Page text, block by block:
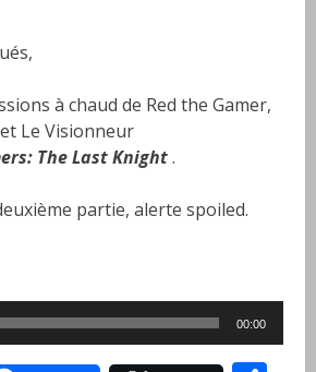
à chaud de Red the Gamer,
Le Visionneur
The Last Knight.
partie, alerte spoiled.
00:00